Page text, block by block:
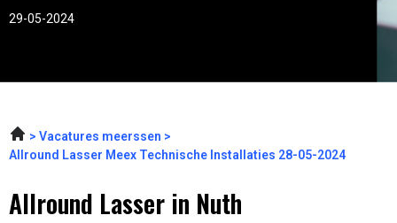
29-05-2024
Vacatures meerssen
Allround Lasser Meex Technische Installaties 28-05-2024
Allround Lasser in Nuth